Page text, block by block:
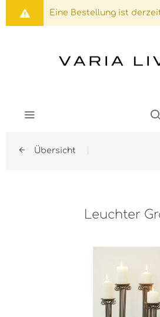
Eine Bestellung ist
Übersicht
Leuchter